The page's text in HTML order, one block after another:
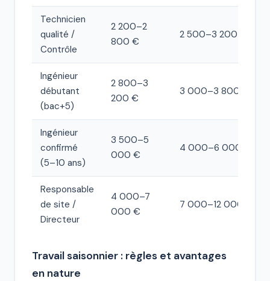
Technicien
qualité /
Contrôle
2 200–2
800 €
2 500–3 200 €
Ingénieur
débutant
(bac+5)
2 800–3
200 €
3 000–3 800 €
Ingénieur
confirmé
(5–10 ans)
3 500–5
000 €
4 000–6 000 €
Responsable
de site /
Directeur
4 000–7
000 €
7 000–12 000 €
Travail saisonnier : règles et avantages
en nature